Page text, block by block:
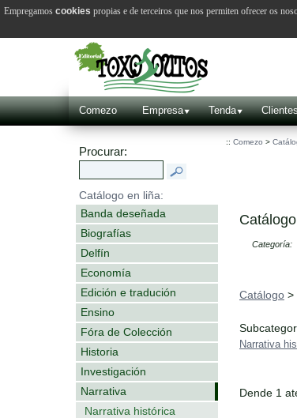
Comezo Empresa Tenda
Procurar:
Catálogo en liña:
Banda deseñada
Biografías
Delfín
Economía
Edición e tradución
Ensino
Fóra de Colección
Historia
Investigación
Narrativa
Narrativa histórica
:: Comezo >
Categoría:
Catálogo >
Narrativa
Dende 1
Empregamos cookies propias e de terceiros que nos permiten ofrecer os